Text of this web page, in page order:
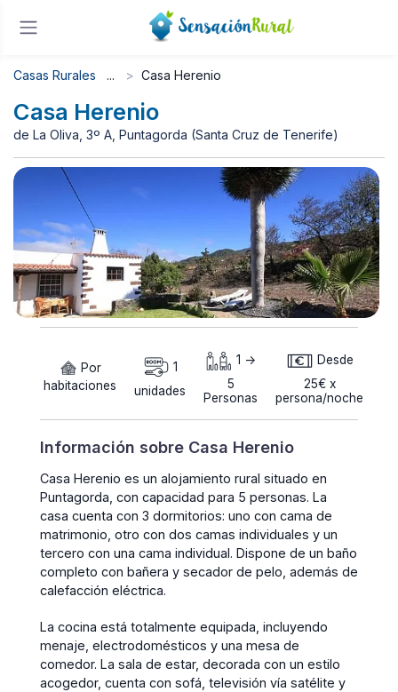
Casas Rurales Casa Herenio
Casa Herenio
de La Oliva, 3º A, Puntagorda (Santa Cruz de Tenerife)
Por
habitaciones
1
unidades
1 ->
5
Personas
Desde
25€ x
persona/noche
Información sobre Casa Herenio
Casa Herenio es un alojamiento rural situado en
Puntagorda, con capacidad para 5 personas. La
casa cuenta con 3 dormitorios: uno con cama de
matrimonio, otro con dos camas individuales y un
tercero con una cama individual. Dispone de un baño
completo con bañera y secador de pelo, además de
calefacción eléctrica.
La cocina está totalmente equipada, incluyendo
menaje, electrodomésticos y una mesa de
comedor. La sala de estar, decorada con un estilo
acogedor, cuenta con sofá, televisión vía satélite y